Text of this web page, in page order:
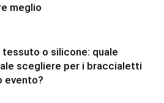
meglio
tessuto o silicone: quale
scegliere per i braccialetti
evento?